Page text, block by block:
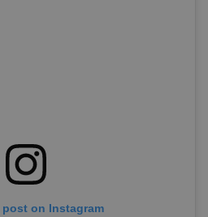
on Instagram